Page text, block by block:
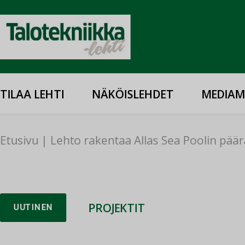
TILAA LEHTI NÄKÖISLEHDET
Etusivu | Lehto rakentaa Allas Sea Poolin
UUTINEN PROJEKTIT